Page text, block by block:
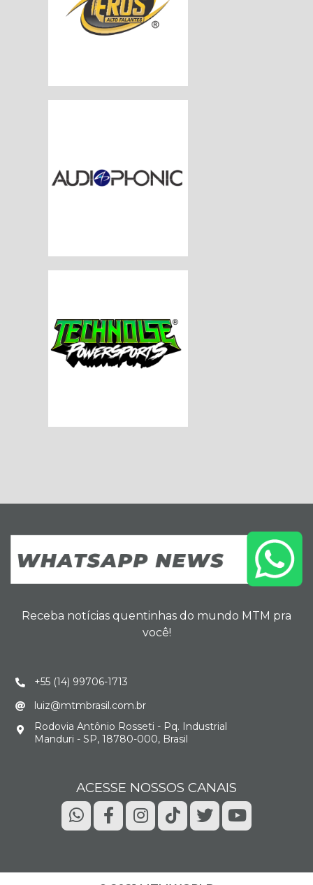
Receba notícias quentinhas do mundo MTM pra
você!
+55 (14) 99706-1713
luiz@mtmbrasil.com.br
Rodovia Antônio Rosseti - Pq. Industrial
Manduri - SP, 18780-000, Brasil
ACESSE NOSSOS CANAIS